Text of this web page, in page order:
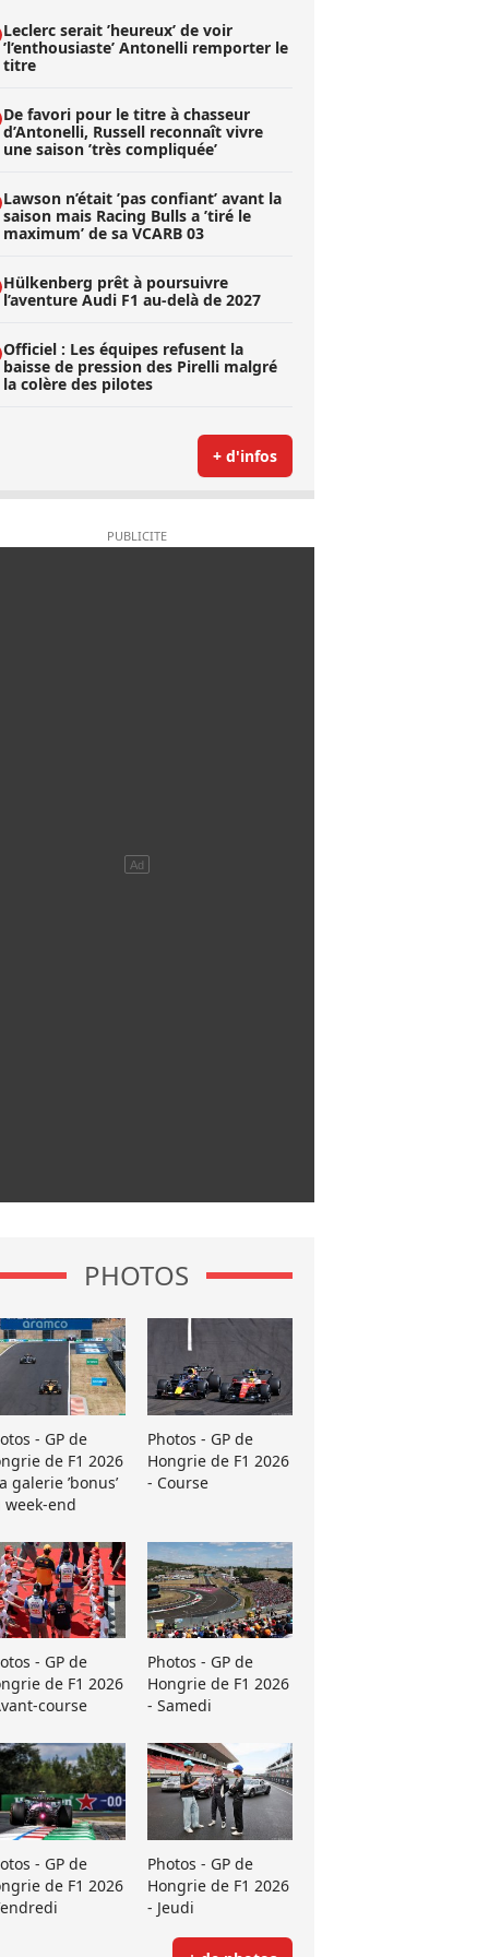
Leclerc serait ’heureux’ de voir
’l’enthousiaste’ Antonelli remporter le
titre
De favori pour le titre à chasseur
d’Antonelli, Russell reconnaît vivre
une saison ’très compliquée’
Lawson n’était ’pas confiant’ avant la
saison mais Racing Bulls a ’tiré le
maximum’ de sa VCARB 03
Hülkenberg prêt à poursuivre
l’aventure Audi F1 au-delà de 2027
Officiel : Les équipes refusent la
baisse de pression des Pirelli malgré
la colère des pilotes
+ d'infos
PHOTOS
- GP de
de F1 2026
galerie ’bonus’
week-end
Photos - GP de
Hongrie de F1 2026
- Course
- GP de
de F1 2026
course
Photos - GP de
Hongrie de F1 2026
- Samedi
- GP de
de F1 2026
Photos - GP de
Hongrie de F1 2026
- Jeudi